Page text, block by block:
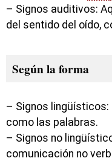
– Signos auditivos:
del sentido del oído,
Según la forma
– Signos lingüísticos:
como las palabras.
– Signos no
comunicación no